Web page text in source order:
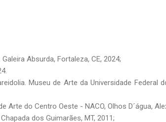
Galeira Absurda, Fortaleza, CE, 2024;
Museu de Arte da Universidade Federal
Arte do Centro Oeste - NACO, Olhos D´água,
dos Guimarães, MT, 2011;